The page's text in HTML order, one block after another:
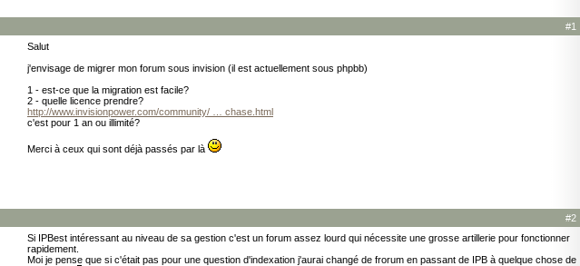
#1
Salut
j'envisage de migrer mon forum sous invision (il est actuellement sous phpbb)
1 - est-ce que la migration est facile?
2 - quelle licence prendre?
http://www.invisionpower.com/community/ … chase.html
c'est pour 1 an ou illimité?
Merci à ceux qui sont déjà passés par là
#2
Si IPBest intéressant au niveau de sa gestion c'est un forum assez lourd qui nécessite une grosse artillerie pour fonctionner
rapidement.
Moi je pense que si c'était pas pour une question d'indexation j'aurai changé de frorum en passant de IPB à quelque chose de